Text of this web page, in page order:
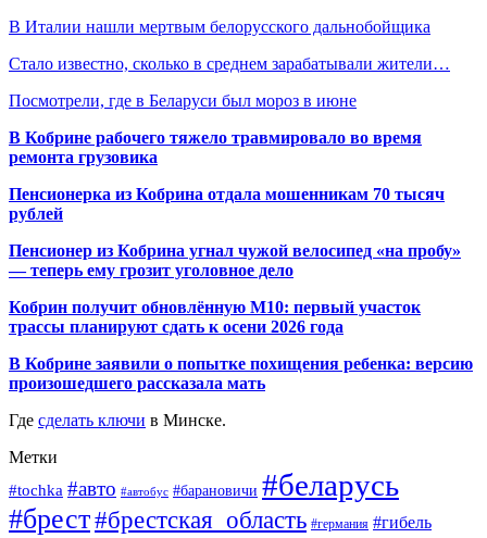
В Италии нашли мертвым белорусского дальнобойщика
Стало известно, сколько в среднем зарабатывали жители…
Посмотрели, где в Беларуси был мороз в июне
В Кобрине рабочего тяжело травмировало во время
ремонта грузовика
Пенсионерка из Кобрина отдала мошенникам 70 тысяч
рублей
Пенсионер из Кобрина угнал чужой велосипед «на пробу»
— теперь ему грозит уголовное дело
Кобрин получит обновлённую М10: первый участок
трассы планируют сдать к осени 2026 года
В Кобрине заявили о попытке похищения ребенка: версию
произошедшего рассказала мать
Где сделать ключи в Минске.
Метки
#tochka #авто #автобус #барановичи #беларусь
#брест#брестская_область #германия #гибель